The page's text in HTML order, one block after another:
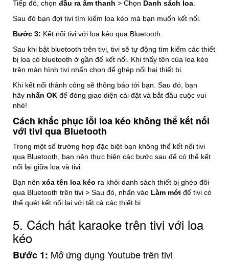
Tiếp đó, chọn đầu ra âm thanh > Chọn Danh sách loa
Sau đó bạn đợi tivi tìm kiếm loa kéo mà bạn muốn kết nối.
Bước 3: Kết nối tivi với loa kéo qua Bluetooth.
Sau khi bật bluetooth trên tivi, tivi sẽ tự động tìm kiếm các thiết
bị loa có bluetooth ở gần để kết nối. Khi thấy tên của loa kéo
trên màn hình tivi nhấn chọn để ghép nối hai thiết bị.
Khi kết nối thành công sẽ thông báo tới bạn. Sau đó, bạn
hãy nhấn OK để đóng giao diện cài đặt và bắt đầu cuộc vui
nhé!
Cách khắc phục lỗi loa kéo không thể kết nối
với tivi qua Bluetooth
Trong một số trường hợp đặc biệt bạn không thể kết nối tivi
qua Bluetooth, bạn nên thực hiện các bước sau để có thể kết
nối lại giữa loa và tivi.
Bạn nên xóa tên loa kéo ra khỏi danh sách thiết bị ghép đôi
qua Bluetooth trên tivi > Sau đó, nhấn vào Làm mới để tivi có
thể quét kết nối lại với tất cả các thiết bị.
5. Cách hát karaoke trên tivi với loa
kéo
Bước 1: Mở ứng dụng Youtube trên tivi